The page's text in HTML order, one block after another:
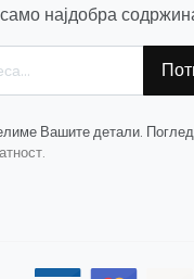
најдобра
Вашите детали.